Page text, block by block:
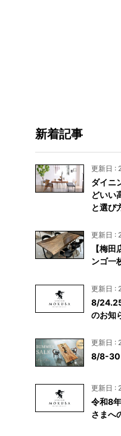
インテリア）
オフィス）
実績
新着記事
更新日 :
ダイニ
どいい
と選び
更新日 :
【梅
ンゴ一
更新日 :
8/
のお知
更新日 :
8/8-30
更新日 :
令和8
さまへ